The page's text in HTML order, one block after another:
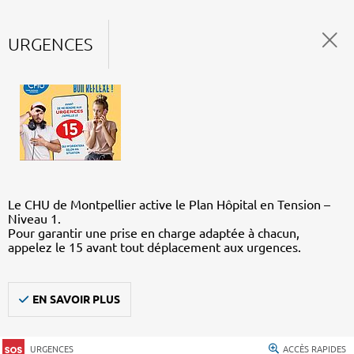
URGENCES
Le CHU de Montpellier active le Plan Hôpital en Tension –
Niveau 1.
Pour garantir une prise en charge adaptée à chacun,
appelez le 15 avant tout déplacement aux urgences.
EN SAVOIR PLUS
URGENCES ACCÈS RAPIDES